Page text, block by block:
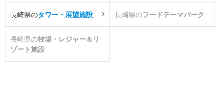
長崎県のタワー・展望施設 長崎県のフードテーマパーク
長崎県の牧場・レジャー＆リ
ゾート施設